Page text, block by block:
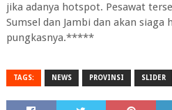
jika adanya hotspot. Pesawat
Sumsel dan Jambi dan akan siaga
pungkasnya.*****
TAGS: NEWS PROVINSI SLIDER